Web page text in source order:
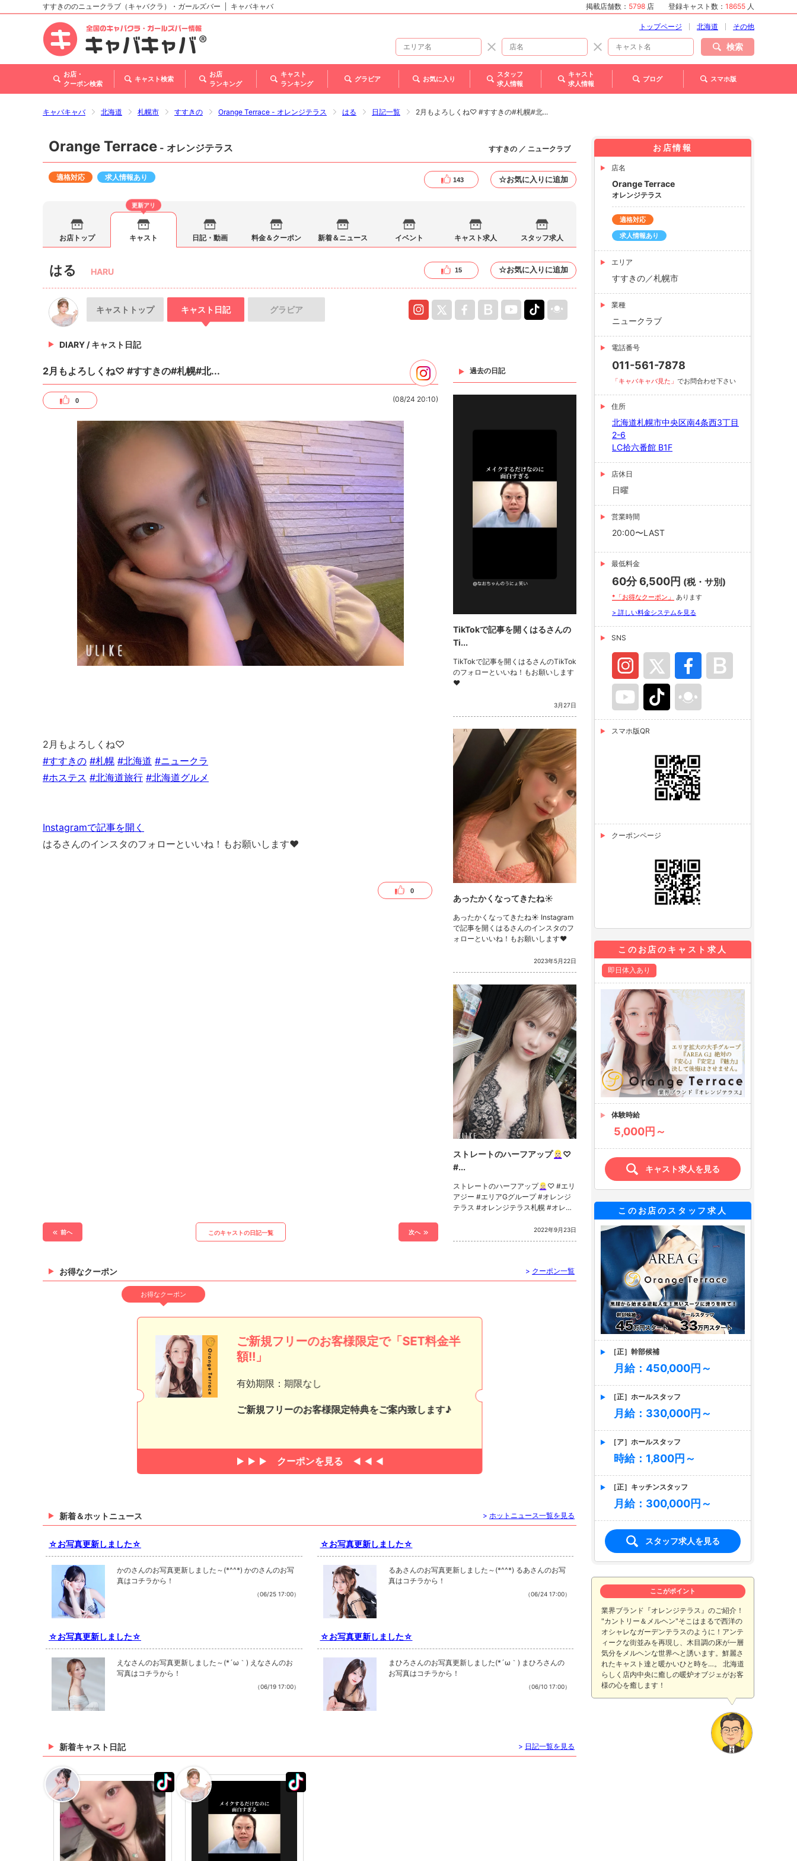
北海道
東北
甲信越・北陸
関西
すすきののニュークラブ（キャバクラ）・ガールズバー キャバキャバ 掲載店舗数： 5798 店 登録キャスト数： 18655 人
トップページ 北海道 その他
検索
お店・
クーポン検索
キャスト検索
お店
ランキング
キャスト
ランキング
グラビア お気に入り
スタッフ
求人情報
キャスト
求人情報
ブログ スマホ版
キャバキャバ 北海道 札幌市 すすきの Orange Terrace - オレンジテラス はる 日記一覧 2月もよろしくね♡ #すすきの#札幌#北...
Orange Terrace - オレンジテラス すすきの ／ ニュークラブ
適格対応 求人情報あり 143 ☆お気に入りに追加
お店トップ
更新アリ
キャスト 日記・動画 料金＆クーポン 新着＆ニュース イベント キャスト求人 スタッフ求人
はる HARU 15 ☆お気に入りに追加
キャスト トップ キャスト 日記 グラビア
DIARY /キャスト日記
2月もよろしくね♡ #すすきの#札幌#北...
0 (08/24 20:10)
2月もよろしくね♡
#すすきの #札幌 #北海道 #ニュークラ
#ホステス #北海道旅行 #北海道グルメ
Instagramで記事を開く
はるさんのインスタのフォローといいね！もお願いします❤︎
0
前へ このキャストの日記一覧 次へ
過去の日記
TikTokで記事を開くはるさんの
Ti...
TikTokで記事を開くはるさんのTikTok
のフォローといいね！もお願いします
❤
3月27日
あったかくなってきたね☀️
あったかくなってきたね☀️ Instagram
で記事を開くはるさんのインスタのフ
ォローといいね！もお願いします❤︎
2023年5月22日
ストレートのハーフアップ👱🏻‍♀️♡
#...
ストレートのハーフアップ👱🏻‍♀️♡ #エリ
アジー #エリアGグループ #オレンジ
テラス #オレンジテラス札幌 #オレン
ンジテラス札幌 #キャバクラ #キャバ
#キャバ嬢 #すすきのニュークラブ #
2022年9月23日
お得なクーポン > クーポン一覧
お得なクーポン
ご新規フリーのお客様限定で「SET料金半
額!!」
有効期限：期限なし
ご新規フリーのお客様限定特典をご案内致します♪
クーポンを見る
新着＆ホットニュース > ホットニュース一覧を見る
☆お写真更新しました☆
かのさんのお写真更新しました～(*^^*) かのさんのお写
真はコチラから！
（06/25 17:00）
☆お写真更新しました☆
るあさんのお写真更新しました～(*^^*) るあさんのお写
真はコチラから！
（06/24 17:00）
☆お写真更新しました☆
えなさんのお写真更新しました～(*´ω｀) えなさんのお
写真はコチラから！
（06/19 17:00）
☆お写真更新しました☆
まひろさんのお写真更新しました(*´ω｀) まひろさんの
お写真はコチラから！
（06/10 17:00）
新着キャスト日記 > 日記一覧を見る
お店情報
店名
Orange Terrace
オレンジテラス
適格対応
求人情報あり
エリア
すすきの／札幌市
業種
ニュークラブ
電話番号
011-561-7878
「キャバキャバ見た」 でお問合わせ下さい
住所
北海道札幌市中央区南4条西3丁目
2-6
LC拾六番館 B1F
店休日
日曜
営業時間
20:00〜LAST
最低料金
60分 6,500円 (税・サ別)
*「お得なクーポン」
あります
> 詳しい料金システムを見る
SNS
スマホ版QR
クーポンページ
このお店のキャスト求人
即日体入あり
体験時給
5,000円～
キャスト求人を見る
このお店のスタッフ求人
［正］幹部候補
月給：450,000円～
［正］ホールスタッフ
月給：330,000円～
［ア］ホールスタッフ
時給：1,800円～
［正］キッチンスタッフ
月給：300,000円～
スタッフ求人を見る
ここがポイント
業界ブランド『オレンジテラス』のご紹介！
"カントリー＆メルヘン"そこはまるで西洋の
オシャレなガーデンテラスのように！アンテ
ィークな街並みを再現し、木目調の床が一層
気分をメルヘンな世界へと誘います。鮮麗さ
れたキャスト達と暖かいひと時を…。 北海道
らしく店内中央に癒しの暖炉オブジェがお客
様の心を癒します！